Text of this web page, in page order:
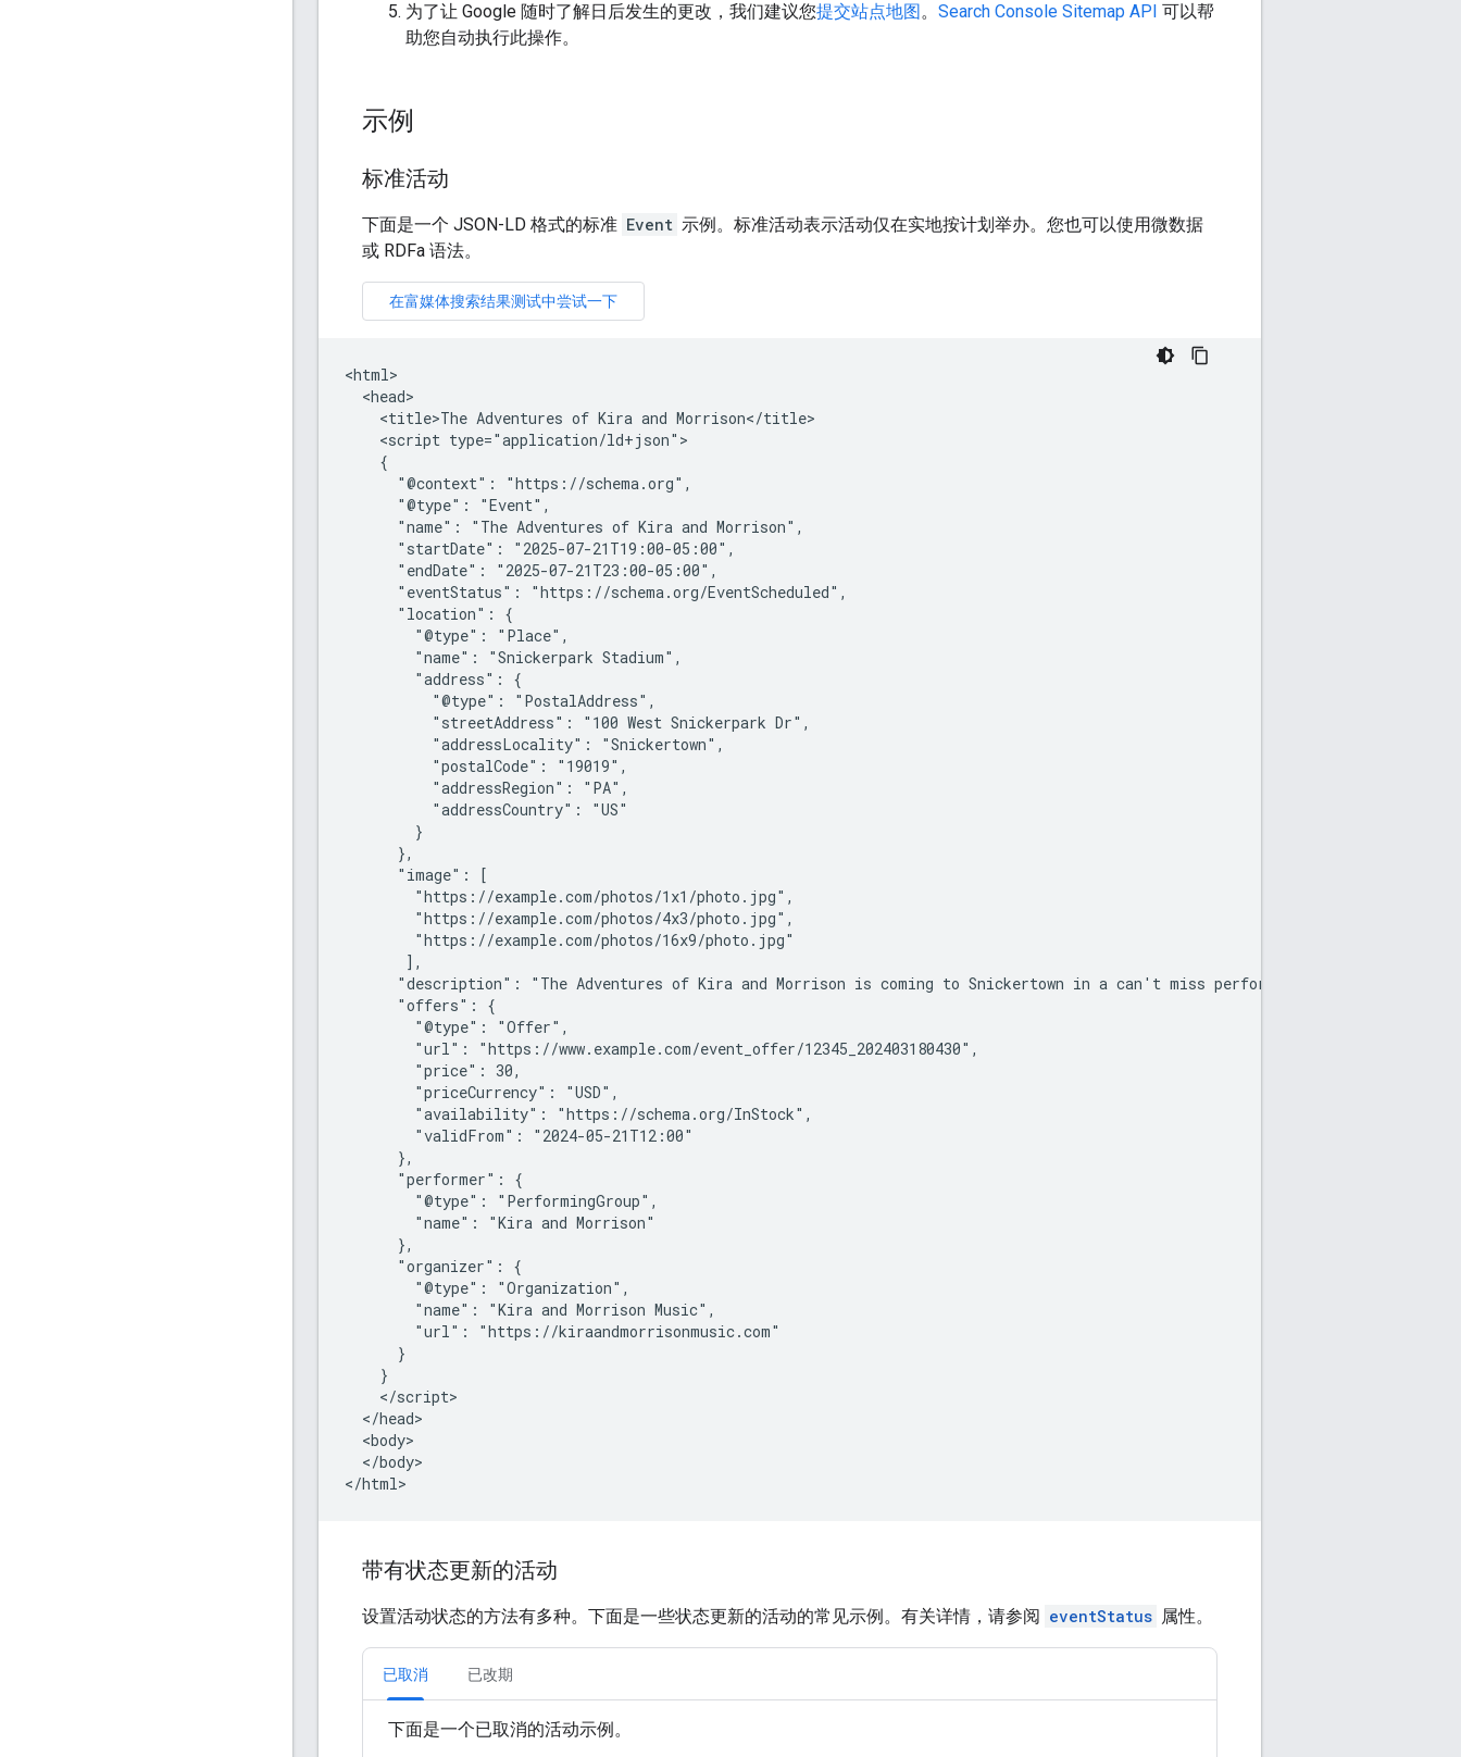
为了让 Google 随时了解日后发生的更改，我们建议您提交站点地图 。 Search Console Sitemap API 可以帮
助您自动执行此操作。
示例
标准活动
下面是一个 JSON-LD 格式的标准 Event 示例。标准活动表示活动仅在实地按计划举办。您也可以使用微数据
或 RDFa 语法。
<html>
  <head>
    <title>The Adventures of Kira and Morrison</title>
    <script type="application/ld+json">
    {
      "@context": "https://schema.org",
      "@type": "Event",
      "name": "The Adventures of Kira and Morrison",
      "startDate": "2025-07-21T19:00-05:00",
      "endDate": "2025-07-21T23:00-05:00",
      "eventStatus": "https://schema.org/EventScheduled",
      "location": {
        "@type": "Place",
        "name": "Snickerpark Stadium",
        "address": {
          "@type": "PostalAddress",
          "streetAddress": "100 West Snickerpark Dr",
          "addressLocality": "Snickertown",
          "postalCode": "19019",
          "addressRegion": "PA",
          "addressCountry": "US"
        }
      },
      "image": [
        "https://example.com/photos/1x1/photo.jpg",
        "https://example.com/photos/4x3/photo.jpg",
        "https://example.com/photos/16x9/photo.jpg"
       ],
      "description": "The Adventures of Kira and Morrison is coming to Snickertown in a can't miss performance.",
      "offers": {
        "@type": "Offer",
        "url": "https://www.example.com/event_offer/12345_202403180430",
        "price": 30,
        "priceCurrency": "USD",
        "availability": "https://schema.org/InStock",
        "validFrom": "2024-05-21T12:00"
      },
      "performer": {
        "@type": "PerformingGroup",
        "name": "Kira and Morrison"
      },
      "organizer": {
        "@type": "Organization",
        "name": "Kira and Morrison Music",
        "url": "https://kiraandmorrisonmusic.com"
      }
    }
    </script>
  </head>
  <body>
  </body>
</html>
带有状态更新的活动
设置活动状态的方法有多种。下面是一些状态更新的活动的常见示例。有关详情，请参阅 eventStatus 属性。
已取消 已改期
下面是一个已取消的活动示例。